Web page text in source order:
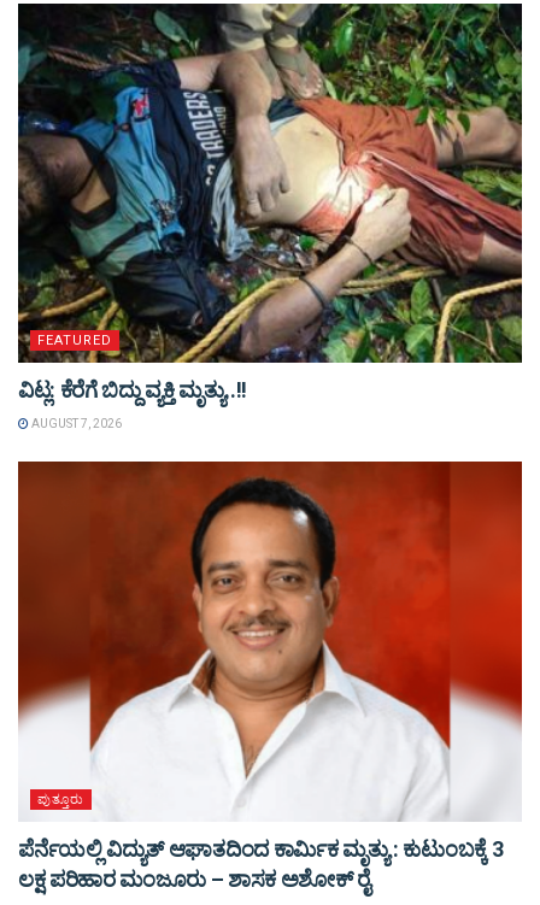
FEATURED
ವಿಟ್ಲ: ಕೆರೆಗೆ ಬಿದ್ದು ವ್ಯಕ್ತಿ ಮೃತ್ಯು..!!
AUGUST 7, 2026
ಪುತ್ತೂರು
ಪೆರ್ನೆಯಲ್ಲಿ ವಿದ್ಯುತ್ ಆಘಾತದಿಂದ ಕಾರ್ಮಿಕ ಮೃತ್ಯು : ಕುಟುಂಬಕ್ಕೆ 3
ಲಕ್ಷ ಪರಿಹಾರ ಮಂಜೂರು – ಶಾಸಕ ಅಶೋಕ್ ರೈ